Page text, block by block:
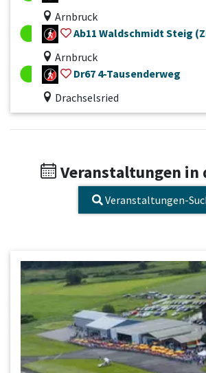
Arnbruck
Ab11 Waldschmidt Steig
Arnbruck
Dr67 4-Tausenderweg
Drachselsried
Veranstaltungen in
Veranstaltungen-